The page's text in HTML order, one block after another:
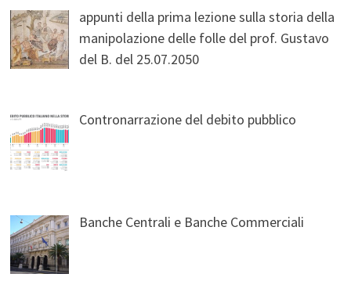
appunti della prima lezione sulla storia della
manipolazione delle folle del prof. Gustavo
del B. del 25.07.2050
Contronarrazione del debito pubblico
Banche Centrali e Banche Commerciali